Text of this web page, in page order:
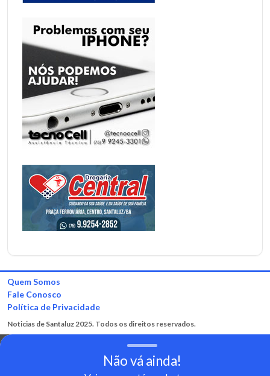
Quem Somos
Fale Conosco
Política de Privacidade
Noticias de Santaluz 2025. Todos os direitos reservados.
Não vá ainda!